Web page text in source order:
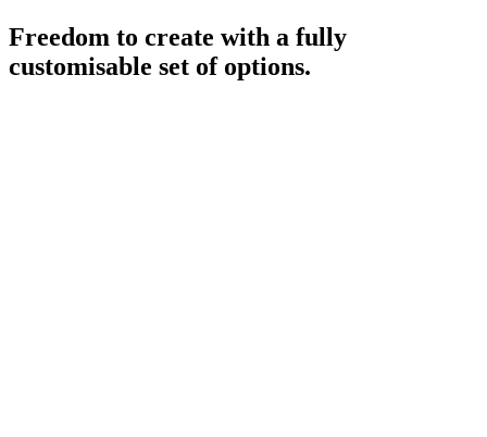
Freedom to create with a fully
customisable set of options.